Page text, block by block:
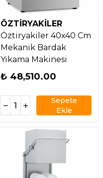
ÖZTİRYAKİLER
Öztiryakiler 40x40 Cm
Mekanik Bardak
Yıkama Makinesi
₺ 48,510.00
Sepete
Ekle